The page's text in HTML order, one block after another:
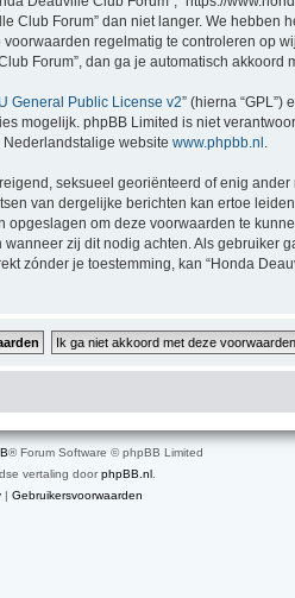
Forum” dan niet langer. We
regelmatig te controleren op
Forum”, dan ga je automatisch akkoord
General Public License v2” (hierna
mogelijk. phpBB Limited is niet
website www.phpbb.nl
seksueel georiënteerd of enig
van dergelijke berichten kan ertoe
om deze voorwaarden te
zij dit nodig achten. Als gebruiker
zónder je toestemming, kan “Honda
® Forum Software © phpBB Limited
vertaling doorphpBB.nl
| Gebruikersvoorwaarden